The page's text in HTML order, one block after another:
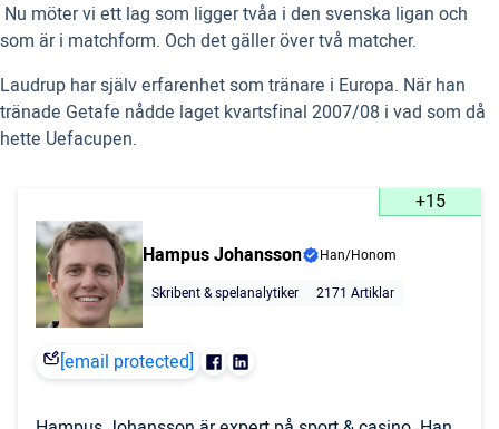
 Nu möter vi ett lag som ligger tvåa i den svenska ligan och
som är i matchform. Och det gäller över två matcher.
Laudrup har själv erfarenhet som tränare i Europa. När han
tränade Getafe nådde laget kvartsfinal 2007/08 i vad som då
hette Uefacupen.
+15
Hampus Johansson
Han/Honom
Skribent & spelanalytiker
2171 Artiklar
[email protected]